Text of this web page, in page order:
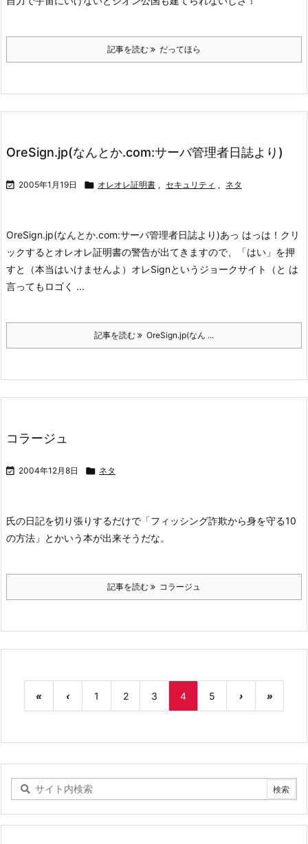
記事を読む だってほら
OreSign.jp(なんとか.com:サーバ管理者日誌より)
 2005年1月19日  オレオレ証明書 , セキュリティ , ネタ
OreSign.jp(なんとか.com:サーバ管理者日誌より)あっ はっは！クリ
ックするとオレオレ証明書の警告が出てきますので、「はい」を押
すと（本当はいけませんよ）オレSignというジョークサイト（と は
言ってもロゴく ...
記事を読む OreSign.jp(なん ...
コラージュ
 2004年12月8日  ネタ
氏の日記を切り張りするだけで「フィッシング詐欺から身を守る10
の方法」とかいう本が出来そうだな。
記事を読む コラージュ
« ‹ 1 2 3 4 5 › »